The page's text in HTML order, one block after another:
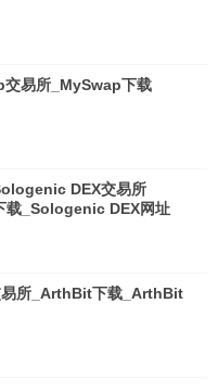
易所_MySwap下载
DEX交易所
载_Sologenic DEX网址
所_ArthBit下载_ArthBit